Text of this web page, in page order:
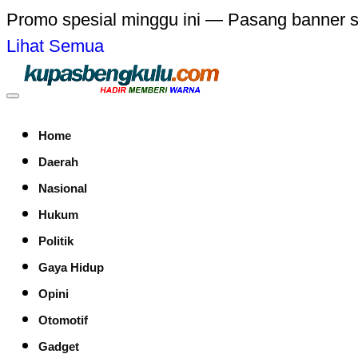
Promo spesial minggu ini — Pasang banner
Lihat Semua
Home
Daerah
Nasional
Hukum
Politik
Gaya Hidup
Opini
Otomotif
Gadget